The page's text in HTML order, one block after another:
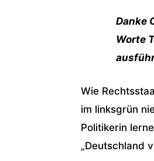
Danke
Worte
Wie
im linksgrün
Politikerin
„Deutschland